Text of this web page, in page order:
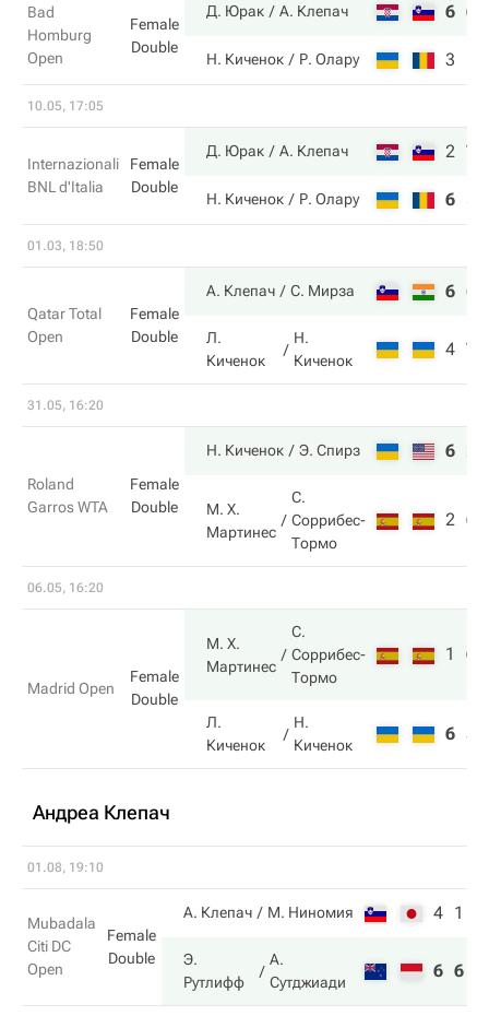
Bad
Homburg
Open
Female
Double
Д. Юрак А. Клепач 6 6
Н. Киченок Р. Олару 3
10.05, 17:05
Internazionali
BNL d'Italia
Female
Double
Д. Юрак А. Клепач 2 7
Н. Киченок Р. Олару 6 5
01.03, 18:50
Qatar Total
Open
Female
Double
А. Клепач С. Мирза 6 6
Л.
Киченок
Н.
Киченок
4 7
31.05, 16:20
Roland
Garros WTA
Female
Double
Н. Киченок Э. Спирз 6 2
М. Х.
Мартинес
С.
Соррибес-
Тормо
2 6
06.05, 16:20
Madrid Open
Female
Double
М. Х.
Мартинес
С.
Соррибес-
Тормо
1 6
Л.
Киченок
Н.
Киченок
6 3
Андреа Клепач
01.08, 19:10
Mubadala
Citi DC
Open
Female
Double
А. Клепач М. Ниномия 4 1
Э.
Рутлифф
А.
Сутджиади
6 6